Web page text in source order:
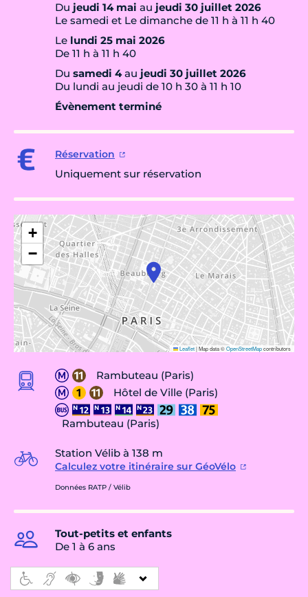
Du jeudi 14 mai au jeudi 30 juillet 2026
Le samedi et Le dimanche de 11 h à 11 h 40
Le lundi 25 mai 2026
De 11 h à 11 h 40
Du samedi 4au jeudi 30 juillet 2026
Du lundi au jeudi de 10 h 30 à 11 h 10
Évènement terminé
Réservation
Uniquement sur réservation
+
−
Leaflet|Map data ©OpenStreetMapcontributors
Rambuteau (Paris)
Hôtel de Ville (Paris)
Rambuteau (Paris)
Station Vélib à 138 m
Calculez votre itinéraire sur GéoVélo
Données RATP / Vélib
Tout-petits et enfants
De 1 à 6 ans